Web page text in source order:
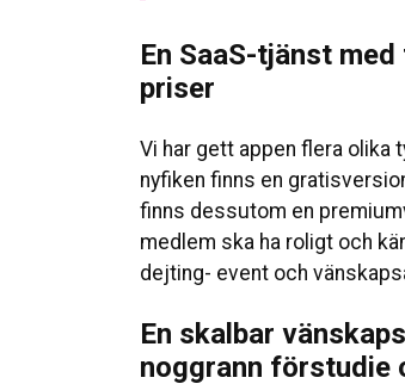
En SaaS-tjänst
priser
Vi har gett appen flera olika
nyfiken finns en
finns dessutom en
medlem ska ha roligt och
dejting- event och
En skalbar
noggrann förstudie